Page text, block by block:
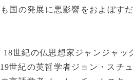
国の発展に悪影響をおよぼす
世紀の仏思想家ジャンジャッ
世紀の英哲学者ジョン・スチ